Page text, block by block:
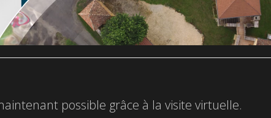
possible grâce à la visite virtuelle.